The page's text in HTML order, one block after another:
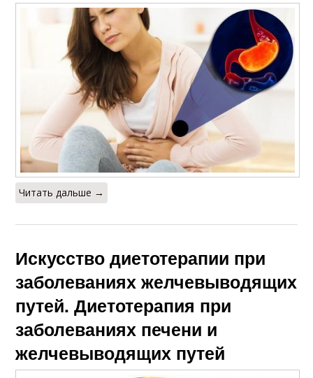
Читать дальше →
Искусство диетотерапии при
заболеваниях желчевыводящих
путей. Диетотерапия при
заболеваниях печени и
желчевыводящих путей